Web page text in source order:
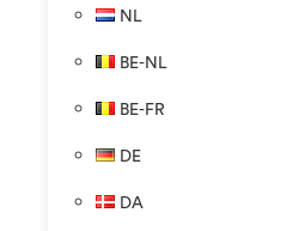
NL
BE-NL
BE-FR
DE
DA